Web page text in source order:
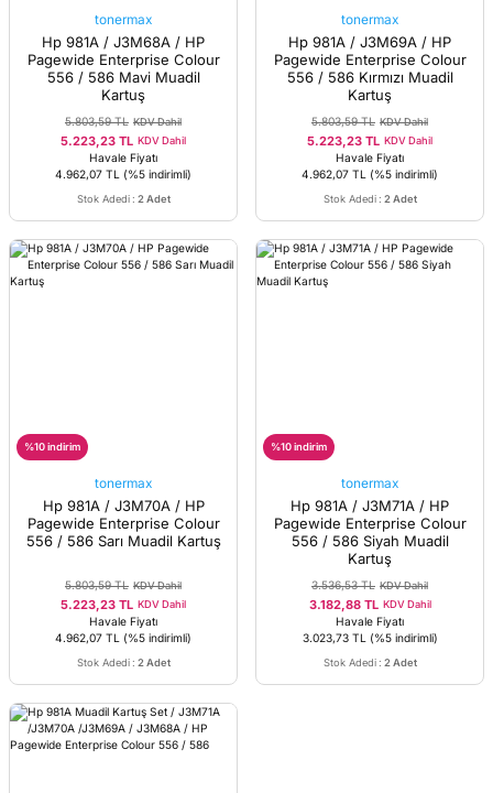
tonermax
Hp 981A / J3M68A / HP
Pagewide Enterprise Colour
556 / 586 Mavi Muadil
Kartuş
5.803,59 TL KDV Dahil
5.223,23 TL KDV Dahil
Havale Fiyatı
4.962,07 TL (%5 indirimli)
Stok Adedi : 2 Adet
tonermax
Hp 981A / J3M69A / HP
Pagewide Enterprise Colour
556 / 586 Kırmızı Muadil
Kartuş
5.803,59 TL KDV Dahil
5.223,23 TL KDV Dahil
Havale Fiyatı
4.962,07 TL (%5 indirimli)
Stok Adedi : 2 Adet
%10 indirim
tonermax
Hp 981A / J3M70A / HP
Pagewide Enterprise Colour
556 / 586 Sarı Muadil Kartuş
5.803,59 TL KDV Dahil
5.223,23 TL KDV Dahil
Havale Fiyatı
4.962,07 TL (%5 indirimli)
Stok Adedi : 2 Adet
%10 indirim
tonermax
Hp 981A / J3M71A / HP
Pagewide Enterprise Colour
556 / 586 Siyah Muadil
Kartuş
3.536,53 TL KDV Dahil
3.182,88 TL KDV Dahil
Havale Fiyatı
3.023,73 TL
(%5 indirimli)
Stok Adedi : 2 Adet